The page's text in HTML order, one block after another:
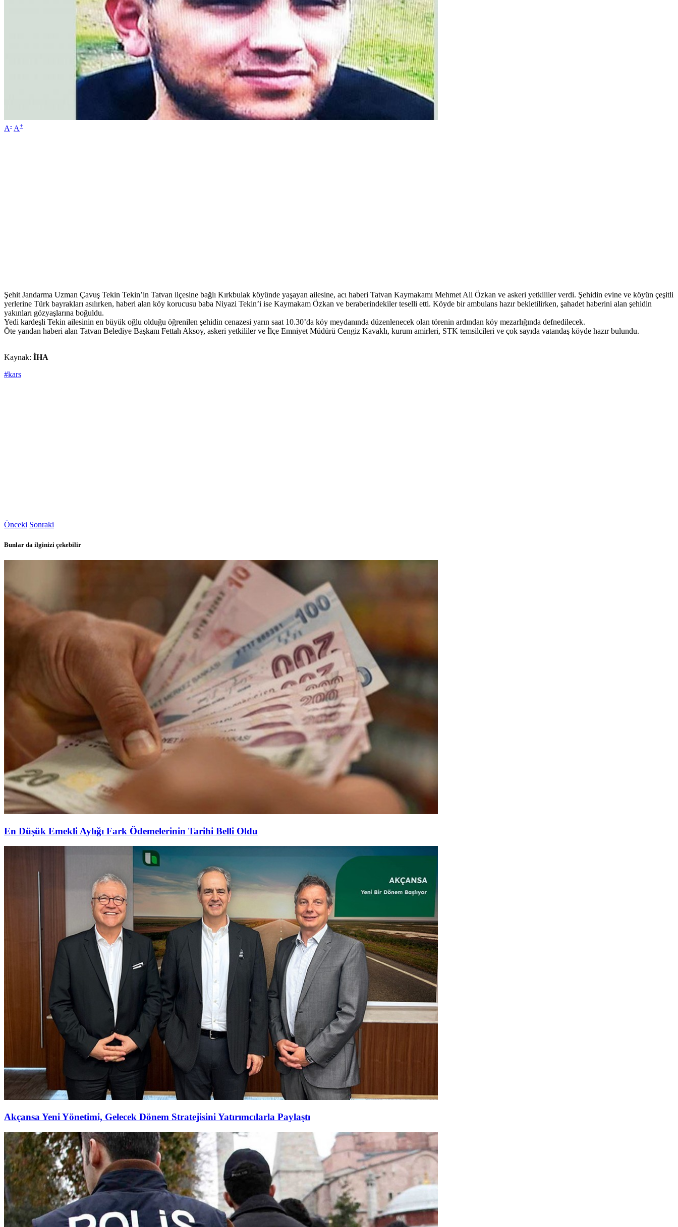
A- A+
Şehit Jandarma Uzman Çavuş Tekin Tekin’in Tatvan ilçesine bağlı Kırkbulak köyünde yaşayan ailesine, acı haberi Tatvan Kaymakamı Mehmet Ali Özkan ve askeri yetkililer verdi. Şehidin evine ve köyün çeşitli
yerlerine Türk bayrakları asılırken, haberi alan köy korucusu baba Niyazi Tekin’i ise Kaymakam Özkan ve beraberindekiler teselli etti. Köyde bir ambulans hazır bekletilirken, şahadet haberini alan şehidin
yakınları gözyaşlarına boğuldu.
Yedi kardeşli Tekin ailesinin en büyük oğlu olduğu öğrenilen şehidin cenazesi yarın saat 10.30’da köy meydanında düzenlenecek olan törenin ardından köy mezarlığında defnedilecek.
Öte yandan haberi alan Tatvan Belediye Başkanı Fettah Aksoy, askeri yetkililer ve İlçe Emniyet Müdürü Cengiz Kavaklı, kurum amirleri, STK temsilcileri ve çok sayıda vatandaş köyde hazır bulundu.
Kaynak: İHA
#kars
Önceki Sonraki
Bunlar da ilginizi çekebilir
En Düşük Emekli Aylığı Fark Ödemelerinin Tarihi Belli Oldu
Akçansa Yeni Yönetimi, Gelecek Dönem Stratejisini Yatırımcılarla Paylaştı